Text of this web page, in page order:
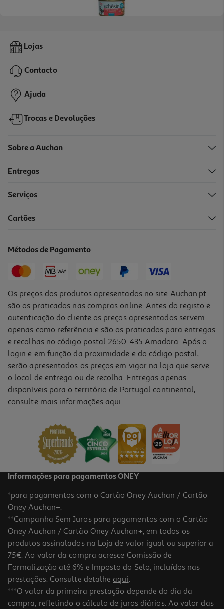
Comida Húmida Gato Schesir Sardinha/lagosta 70g
1,99 €
Comida Húmida Gato Schesir Atum/cherne 70g
Comida Húmida Para Gato Schesir Lata Com Atum E Peixe Azul
70g
28.43 €/Kg
Lojas
Contacto
Ajuda
Trocas e Devoluções
Sobre a Auchan
Entregas
Serviços
Cartões
Métodos de Pagamento
Os preços dos produtos apresentados no site Auchan.pt
são os praticados nas compras online. Antes do registo e
autenticação do cliente os preços apresentados servem
apenas como referência e são os praticados para entregas
e recolhas no código postal 2650-435 Amadora. Após o
login e em função da proximidade e do código postal,
serão apresentados os preços em vigor na loja que serve
o local de entrega ou de recolha. Entregas apenas
disponíveis para o território de Portugal continental,
consulte mais informações aqui.
Informações para pagamentos ONEY
*para pagamentos com o Cartão Oney Auchan / Cartão
Oney Auchan+.
**Campanha Sem Juros para pagamentos com o Cartão
Oney Auchan / Cartão Oney Auchan+, em todos os
produtos assinalados na Loja de valor igual ou superior a
75€. Ao valor da compra acresce Comissão de
Formalização até 6% e Imposto do Selo, incluídos nas
prestações. Consulte detalhe aqui.
***O valor da primeira prestação depende do dia da
compra, refletindo o cálculo de juros diários. Ao valor das